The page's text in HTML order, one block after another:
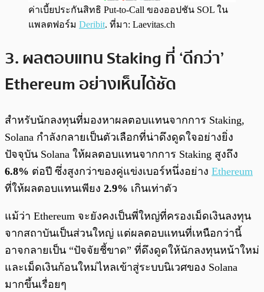
ค่าเบี้ยประกันสิทธิ Put-to-Call ของออปชัน SOL ใน
แพลตฟอร์ม Deribit. ที่มา: Laevitas.ch
3. ผลตอบแทน Staking ที่ ‘ดีกว่า’
Ethereum อย่างเห็นได้ชัด
สำหรับนักลงทุนที่มองหาผลตอบแทนจากการ Staking,
Solana กำลังกลายเป็นตัวเลือกที่น่าดึงดูดใจอย่างยิ่ง
ปัจจุบัน Solana ให้ผลตอบแทนจากการ Staking สูงถึง
6.8% ต่อปี ซึ่งสูงกว่าของคู่แข่งเบอร์หนึ่งอย่าง Ethereum
ที่ให้ผลตอบแทนเพียง 2.9% เกินเท่าตัว
แม้ว่า Ethereum จะยังคงเป็นพี่ใหญ่ที่ครองเม็ดเงินลงทุน
จากสถาบันเป็นส่วนใหญ่ แต่ผลตอบแทนที่เหนือกว่านี้
อาจกลายเป็น “ปัจจัยชี้ขาด” ที่ดึงดูดให้นักลงทุนหน้าใหม่
และเม็ดเงินก้อนใหม่ไหลเข้าสู่ระบบนิเวศของ Solana
มากขึ้นเรื่อยๆ